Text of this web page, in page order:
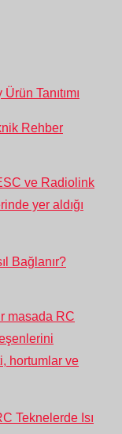
Rehber
Bağlanır?
Teknelerde Isı